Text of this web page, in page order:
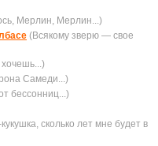
Мерлин, Мерлин...)
(Всякому зверю — свое
хочешь...)
Самеди...)
бессонниц...)
сколько лет мне будет в